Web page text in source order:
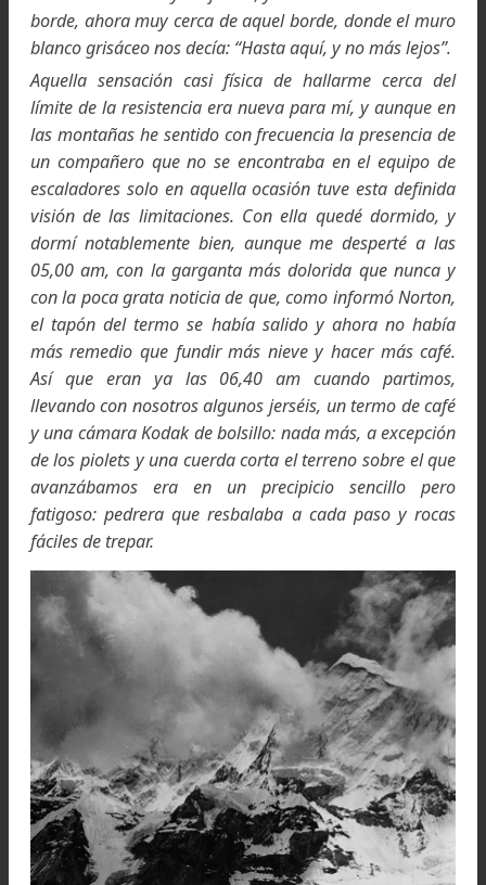
campamento VI, en un pequeño nicho. De
acuerdo, los porteadores regresaron
campamento IV.
El 2 de junio, Somervell y Norton, partieron
collado Norte con seis porteadores,
con Mallory y Bruce que descendían.
Escalando sin oxígeno suplementario,
el Campamento V aquella noche y se
para su tentativa.
El propio Somervell, nos relataba respecto
ascensión:Norton y yo nos acomodamos con el fin
fundir nieve para la cena de la noche y el desayuno
la mañana siguiente, contemplando de vez en
nuestros porteadores que descendían por la
más allá de ellos una puesta de sol que parecía
el mundo entero: desde los dedos dorados
Kangchenjunga, al Oriente, más allá de las
cumbres del Tíbet medio de las que nos
varias cadenas de montañas, hasta el
sus satélites hacia el Oeste, negros sobre el cielo
Recuerdo una curiosa sensación que tuve
estancia en aquel campamento, como si
estuviéramos acercando al borde de un campo
tenía un muro a su alrededor, un muro
insalvable.
El campo era la capacidad humana; la pared
limitaciones del hombre. El campo, me acuerdo, era
un verde brillante y uniforme, y caminábamos hacia